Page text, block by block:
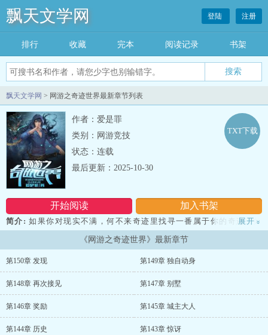
飘天文学网 登陆 注册
排行 收藏 完本 阅读记录 书架
飘天文学网 > 网游之奇迹世界最新章节列表
作者：爱是罪
类别：网游竞技
状态：连载
开始阅读 加入书架
TXT下载
最后更新：2025-10-30
简介: 如果你对现实不满，何不来奇迹里找寻一番属于你的奇迹。如
果你的现实美满，何不来奇迹里享受一番不一样的奇迹。奇迹世界一
个如世界般的奇迹，给你一番异想天开的奇迹。...
展开 »
《网游之奇迹世界》最新章节
第150章 发现 第149章 独自动身
第148章 再次接见 第147章 别墅
第146章 奖励 第145章 城主大人
第144章 历史 第143章 惊讶